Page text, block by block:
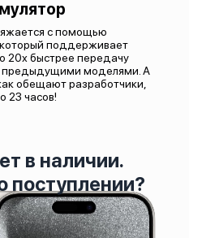
с помощью
поддерживает
20х быстрее передачу
предыдущими моделями. А
обещают разработчики,
23 часов!
в наличии.
поступлении?